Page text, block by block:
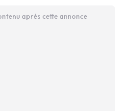
après cette annonce